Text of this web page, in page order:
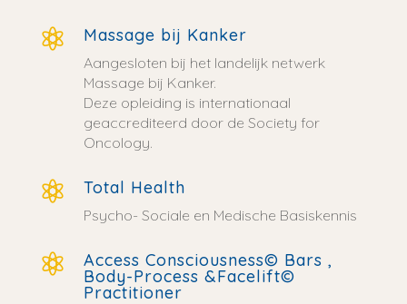
 Massage bij Kanker
Aangesloten bij het landelijk netwerk
Massage bij Kanker.
Deze opleiding is internationaal
geaccrediteerd door de Society for
Oncology.
 Total Health
Psycho- Sociale en Medische Basiskennis
 Access Consciousness© Bars ,
Body-Process &Facelift©
Practitioner